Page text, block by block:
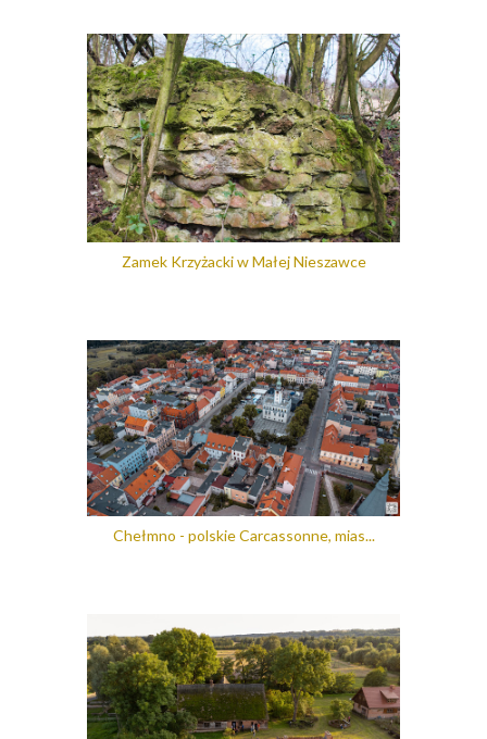
Zamek Krzyżacki w Małej Nieszawce
Chełmno - polskie Carcassonne, mias...